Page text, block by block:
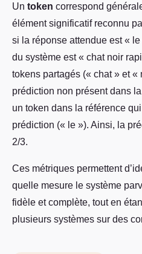
Un token correspond
élément significatif reconnu
si la réponse attendue est «
du système est « chat noir
tokens partagés (« chat » et «
prédiction non présent dans
un token dans la référence
prédiction (« le »). Ainsi, la
2/3.
Ces métriques permettent
quelle mesure le système
fidèle et complète, tout en
plusieurs systèmes sur des